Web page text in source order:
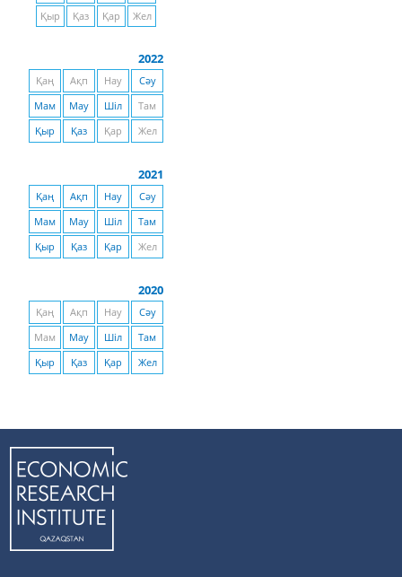
Қыр
Қаз Қар Жел
2022
Қаң Ақп Нау
Сәу
Мам
Мау Шіл
Там
Қыр
Қаз Қар Жел
2021
Қаң Ақп Нау
Сәу
Мам
Мау Шіл
Там
Қыр
Қаз Қар Жел
2020
Қаң Ақп Нау
Сәу
Мам
Мау Шіл
Там
Қыр
Қаз Қар Жел